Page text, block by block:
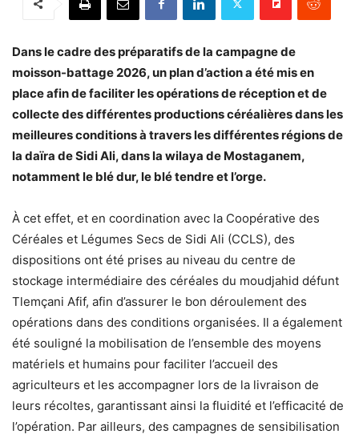
Dans le cadre des préparatifs de la campagne de
moisson-battage 2026, un plan d’action a été mis en
place afin de faciliter les opérations de réception et de
collecte des différentes productions céréalières dans les
meilleures conditions à travers les différentes régions de
la daïra de Sidi Ali, dans la wilaya de Mostaganem,
notamment le blé dur, le blé tendre et l’orge.
À cet effet, et en coordination avec la Coopérative des
Céréales et Légumes Secs de Sidi Ali (CCLS), des
dispositions ont été prises au niveau du centre de
stockage intermédiaire des céréales du moudjahid défunt
Tlemçani Afif, afin d’assurer le bon déroulement des
opérations dans des conditions organisées. Il a également
été souligné la mobilisation de l’ensemble des moyens
matériels et humains pour faciliter l’accueil des
agriculteurs et les accompagner lors de la livraison de
leurs récoltes, garantissant ainsi la fluidité et l’efficacité de
l’opération. Par ailleurs, des campagnes de sensibilisation